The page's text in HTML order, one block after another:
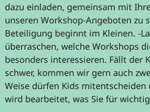
dazu einladen, gemeinsam mit
unseren Workshop-Angeboten zu
Beteiligung beginnt im Kleinen. -
überraschen, welche Workshops
besonders interessieren. Fällt der
schwer, kommen wir gern auch
Weise dürfen Kids mitentscheiden
wird bearbeitet, was Sie für